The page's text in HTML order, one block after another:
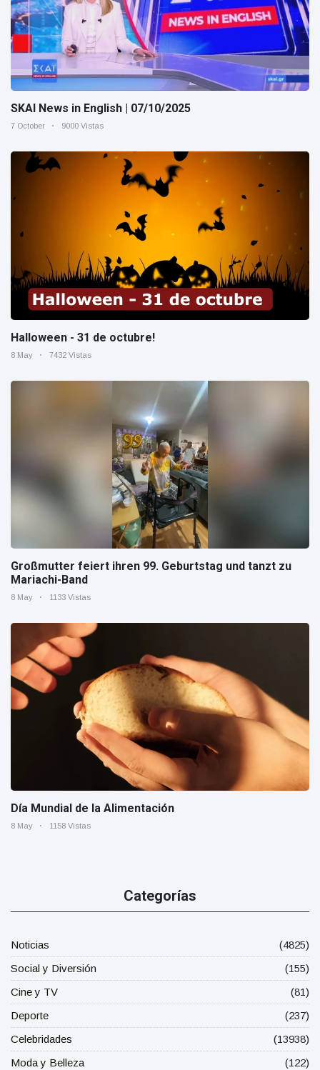
SKAI News in English | 07/10/2025
7 October 9000 Vistas
Halloween - 31 de octubre!
8 May 7432 Vistas
Großmutter feiert ihren 99. Geburtstag und tanzt zu
Mariachi-Band
8 May 1133 Vistas
Día Mundial de la Alimentación
8 May 1158 Vistas
Categorías
Noticias
(4825)
Social y Diversión
(155)
Cine y TV
(81)
Deporte
(237)
Celebridades
(13938)
Moda y Belleza
(122)